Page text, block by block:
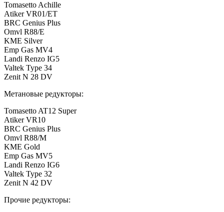
Tomasetto Achille
Atiker VR01/ET
BRC Genius Plus
Omvl R88/E
KME Silver
Emp Gas MV4
Landi Renzo IG5
Valtek Type 34
Zenit N 28 DV
Метановые редукторы:
Tomasetto AT12 Super
Atiker VR10
BRC Genius Plus
Omvl R88/M
KME Gold
Emp Gas MV5
Landi Renzo IG6
Valtek Type 32
Zenit N 42 DV
Прочие редукторы: